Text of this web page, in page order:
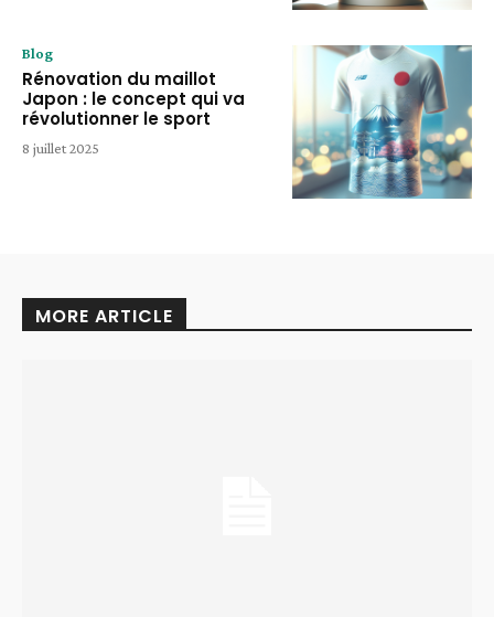
Blog
Rénovation du maillot
Japon : le concept qui va
révolutionner le sport
8 juillet 2025
MORE ARTICLE